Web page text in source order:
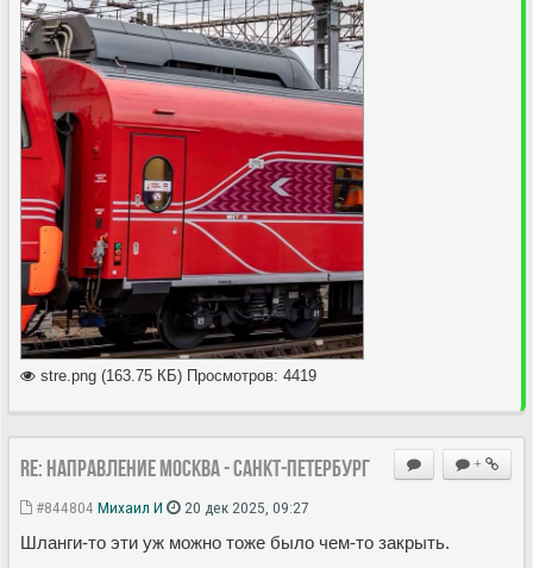
stre.png (163.75 КБ) Просмотров: 4419
+
Re: Направление Москва - Санкт-Петербург
#844804 Михаил И 20 дек 2025, 09:27
Шланги-то эти уж можно тоже было чем-то закрыть.